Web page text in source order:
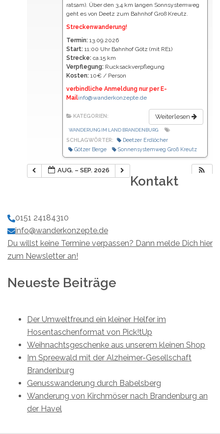
ratsam). Über den 3,4 km langen Sonnsystemweg
geht es von Deetz zum Bahnhof Groß Kreutz.
Streckenwanderung!
Termin: 13.09.2026
Start: 11:00 Uhr Bahnhof Götz (mit RE1)
Strecke: ca.15 km
Verpflegung: Rucksackverpflegung
Kosten: 10€ / Person
verbindliche Anmeldung nur per E-
Mailinfo@wanderkonzepte.de
Weiterlesen
KATEGORIEN:
WANDERUNG IM LAND BRANDENBURG
SCHLAGWÖRTER:
Deetzer Erdlöcher
Götzer Berge
Sonnensystemweg Groß Kreutz
AUG. – SEP. 2026
Kontakt
0151 24184310
info@wanderkonzepte.de
Du willst keine Termine verpassen? Dann melde Dich hier
zum Newsletter an!
Neueste Beiträge
Der Umweltfreund ein kleiner Helfer im
Hosentaschenformat von Pick!tUp
Weihnachtsgeschenke aus unserem kleinen Shop
Im Spreewald mit der Alzheimer-Gesellschaft
Brandenburg
Genusswanderung durch Babelsberg
Wanderung von Kirchmöser nach Brandenburg an
der Havel